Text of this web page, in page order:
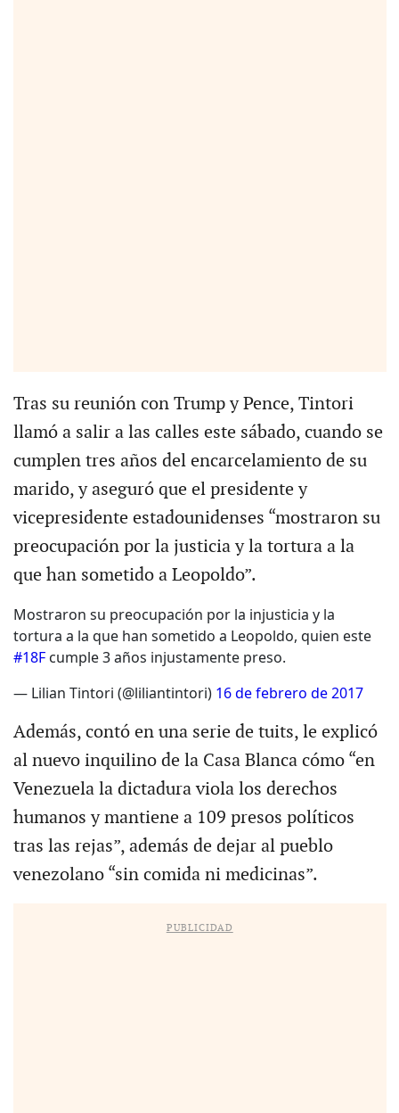
Tras su reunión con Trump y Pence, Tintori
llamó a salir a las calles este sábado, cuando se
cumplen tres años del encarcelamiento de su
marido, y aseguró que el presidente y
vicepresidente estadounidenses “mostraron su
preocupación por la justicia y la tortura a la
que han sometido a Leopoldo”.
Mostraron su preocupación por la injusticia y la
tortura a la que han sometido a Leopoldo, quien este
#18Fcumple 3 años injustamente preso.
— Lilian Tintori (@liliantintori) 16 de febrero de 2017
Además, contó en una serie de tuits, le explicó
al nuevo inquilino de la Casa Blanca cómo “en
Venezuela la dictadura viola los derechos
humanos y mantiene a 109 presos políticos
tras las rejas”, además de dejar al pueblo
venezolano “sin comida ni medicinas”.
PUBLICIDAD